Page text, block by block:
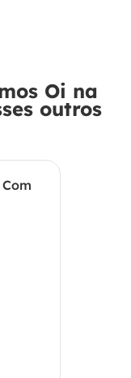
Oi na
outros